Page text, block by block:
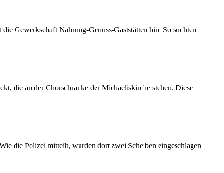
Gewerkschaft Nahrung-Genuss-Gaststätten hin. So suchten
die an der Chorschranke der Michaeliskirche stehen. Diese
die Polizei mitteilt, wurden dort zwei Scheiben eingeschlagen